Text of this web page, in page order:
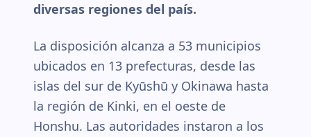
diversas regiones del país.
La disposición alcanza a 53 municipios
ubicados en 13 prefecturas, desde las
islas del sur de Kyūshū y Okinawa hasta
la región de Kinki, en el oeste de
Honshu. Las autoridades instaron a los